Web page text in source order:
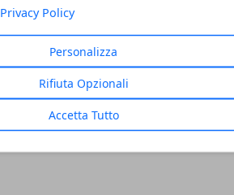
Privacy Policy
Personalizza
Rifiuta Opzionali
Accetta Tutto